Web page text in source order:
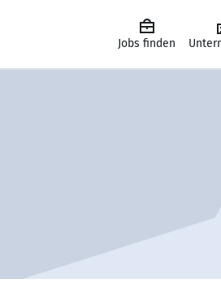
Jobs finden